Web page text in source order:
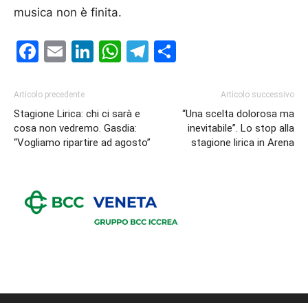
musica non è finita.
Facebook
EmailLinkedIn
WhatsApp
Telegram
Articolo precedente
Stagione Lirica: chi ci sarà e
cosa non vedremo. Gasdia:
“Vogliamo ripartire ad agosto”
Articolo successivo
“Una scelta dolorosa ma
inevitabile”. Lo stop alla
stagione lirica in Arena